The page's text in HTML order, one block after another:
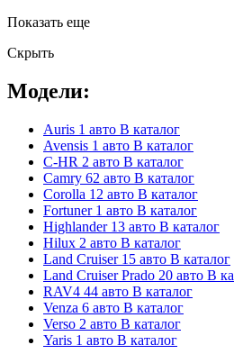
Показать еще
Скрыть
Модели:
Auris 1 авто В каталог
Avensis 1 авто В каталог
C-HR 2 авто В каталог
Camry 62 авто В каталог
Corolla 12 авто В каталог
Fortuner 1 авто В каталог
Highlander 13 авто В каталог
Hilux 2 авто В каталог
Land Cruiser 15 авто В каталог
Land Cruiser Prado 20 авто В
RAV4 44 авто В каталог
Venza 6 авто В каталог
Verso 2 авто В каталог
Yaris 1 авто В каталог